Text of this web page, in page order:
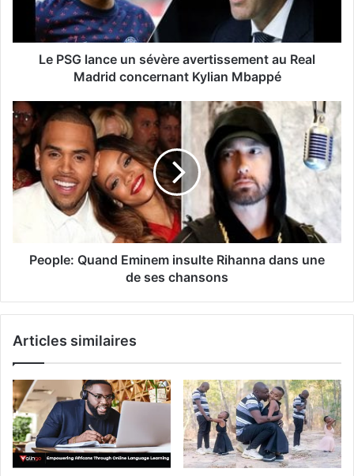
Le PSG lance un sévère avertissement au Real
Madrid concernant Kylian Mbappé
People: Quand Eminem insulte Rihanna dans une
de ses chansons
Articles similaires